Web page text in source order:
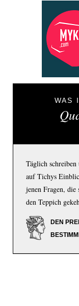
WAS
Täglich schreiben
auf Tichys
jenen Fragen,
den Teppich
DEN